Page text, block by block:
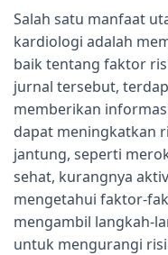
Salah satu manfaat
kardiologi adalah
baik tentang faktor
jurnal tersebut,
memberikan
dapat meningkatkan
jantung, seperti
sehat, kurangnya
mengetahui faktor-
mengambil langkah-
untuk mengurangi